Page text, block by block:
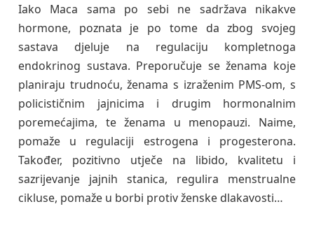
Iako Maca sama po sebi ne sadržava nikakve
hormone, poznata je po tome da zbog svojeg
sastava djeluje na regulaciju kompletnoga
endokrinog sustava. Preporučuje se ženama koje
planiraju trudnoću, ženama s izraženim PMS-om, s
policističnim jajnicima i drugim hormonalnim
poremećajima, te ženama u menopauzi. Naime,
pomaže u regulaciji estrogena i progesterona.
Također, pozitivno utječe na libido, kvalitetu i
sazrijevanje jajnih stanica, regulira menstrualne
cikluse, pomaže u borbi protiv ženske dlakavosti…